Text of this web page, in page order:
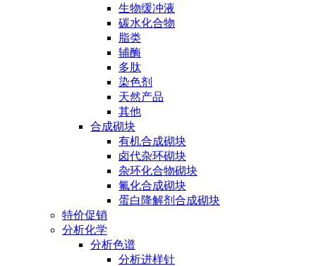
生物缓冲液
碳水化合物
脂类
辅酶
多肽
染色剂
天然产品
其他
合成砌块
有机合成砌块
卤代杂环砌块
杂环化合物砌块
氟化合成砌块
蛋白降解剂合成砌块
特价促销
分析化学
分析色谱
分析进样针